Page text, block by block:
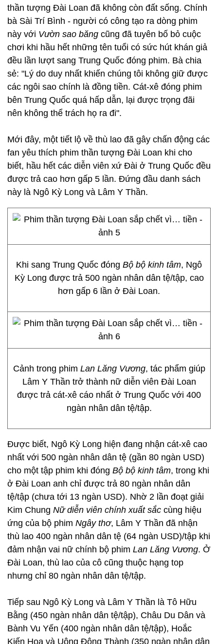
thần tượng Đài Loan đã không còn đất sống. Chính
bà Sài Trí Bình - người có công tạo ra dòng phim
này với Vườn sao băng cũng đã tuyên bố bỏ cuộc
chơi khi hầu hết những tên tuổi có sức hút khán giả
đều lần lượt sang Trung Quốc đóng phim. Bà chia
sẻ: "Lý do duy nhất khiến chúng tôi không giữ được
các ngôi sao chính là đồng tiền. Cát-xê đóng phim
bên Trung Quốc quá hấp dẫn, lại được trọng đãi
nên không thể trách họ ra đi".
Mới đây, một tiết lộ về thù lao đã gây chấn động các
fan yêu thích phim thần tượng Đài Loan khi cho
biết, hầu hết các diễn viên xứ Đài ở Trung Quốc đều
được trả cao hơn gấp 5 lần. Đứng đầu danh sách
này là Ngô Kỳ Long và Lâm Y Thần.
Khi sang Trung Quốc đóng Bộ bộ kinh tâm, Ngô
Kỳ Long được trả 500 ngàn nhân dân tệ/tập, cao
hơn gấp 6 lần ở Đài Loan.
Cảnh trong phim Lan Lăng Vương, tác phẩm giúp
Lâm Y Thần trở thành nữ diễn viên Đài Loan
được trả cát-xê cáo nhất ở Trung Quốc với 400
ngàn nhân dân tệ/tập.
Được biết, Ngô Kỳ Long hiện đang nhận cát-xê cao
nhất với 500 ngàn nhân dân tệ (gần 80 ngàn USD)
cho một tập phim khi đóng Bộ bộ kinh tâm, trong khi
ở Đài Loan anh chỉ được trả 80 ngàn nhân dân
tệ/tập (chưa tới 13 ngàn USD). Nhờ 2 lần đoạt giải
Kim Chung Nữ diễn viên chính xuất sắc cùng hiệu
ứng của bộ phim Ngây thơ, Lâm Y Thần đã nhận
thù lao 400 ngàn nhân dân tệ (64 ngàn USD)/tập khi
đảm nhận vai nữ chính bộ phim Lan Lăng Vương. Ở
Đài Loan, thù lao của cô cũng thuộc hạng top
nhưng chỉ 80 ngàn nhân dân tệ/tập.
Tiếp sau Ngô Kỳ Long và Lâm Y Thần là Tô Hữu
Bằng (450 ngàn nhân dân tệ/tập), Châu Du Dân và
Bành Vu Yến (400 ngàn nhân dân tệ/tập), Hoắc
Kiến Hoa và Uông Đông Thành (350 ngàn nhân dân